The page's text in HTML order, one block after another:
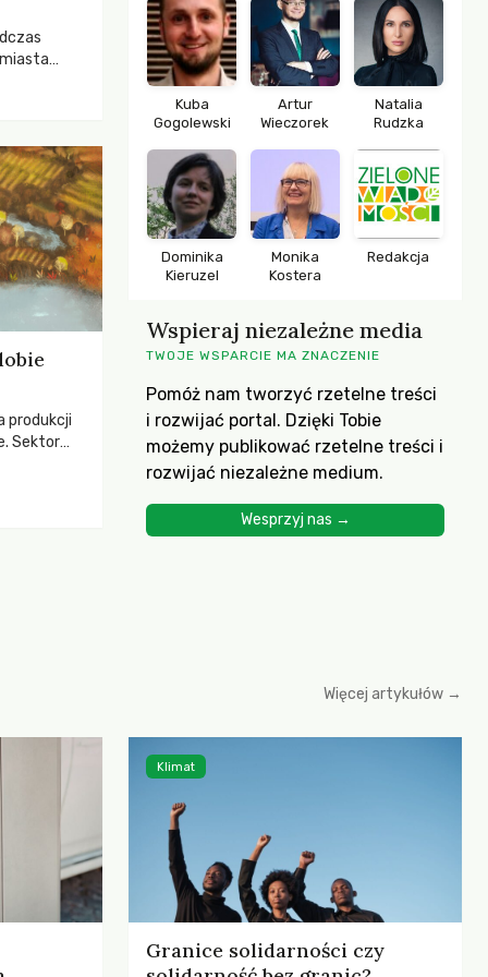
produkcji
Sektor
Kuba
Gogolewski
Artur
Wieczorek
Natalia
Rudzka
Dominika
Kieruzel
Monika
Kostera
Redakcja
Wspieraj niezależne media
TWOJE WSPARCIE MA ZNACZENIE
Pomóż nam tworzyć rzetelne treści
i rozwijać portal. Dzięki Tobie
możemy publikować rzetelne treści i
rozwijać niezależne medium.
Wesprzyj nas →
Więcej artykułów →
Granice solidarności czy
Klimat